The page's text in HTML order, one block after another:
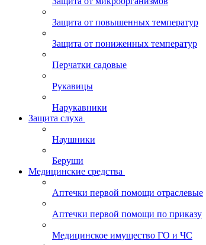
Защита от повышенных температур
Защита от пониженных температур
Перчатки садовые
Рукавицы
Нарукавники
Защита слуха
Наушники
Беруши
Медицинские средства
Аптечки первой помощи отраслевые
Аптечки первой помощи по приказу
Медицинское имущество ГО и ЧС